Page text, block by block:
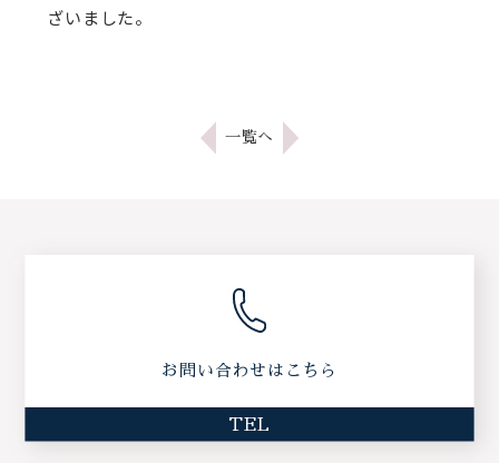
ざいました。
一覧へ
お問い合わせはこちら
TEL